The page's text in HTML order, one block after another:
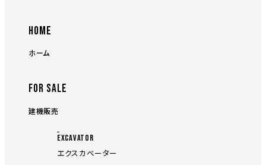
HOME
ホーム
FOR SALE
建機販売
EXCAVATOR
エクスカベーター